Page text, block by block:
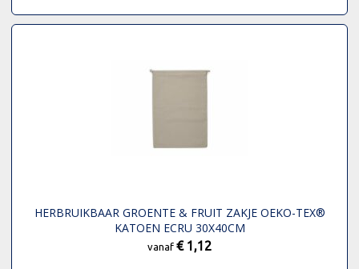
HERBRUIKBAAR GROENTE & FRUIT ZAKJE OEKO-TEX®
KATOEN ECRU 30X40CM
vanaf € 1,12